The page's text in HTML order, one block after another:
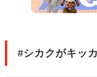
#シカクがキッ